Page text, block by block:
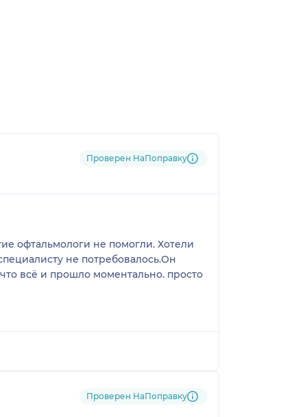
Проверен НаПоправку
офтальмологи не помогли. Хотели
не потребовалось.Он
всё и прошло моментально. просто
Проверен НаПоправку